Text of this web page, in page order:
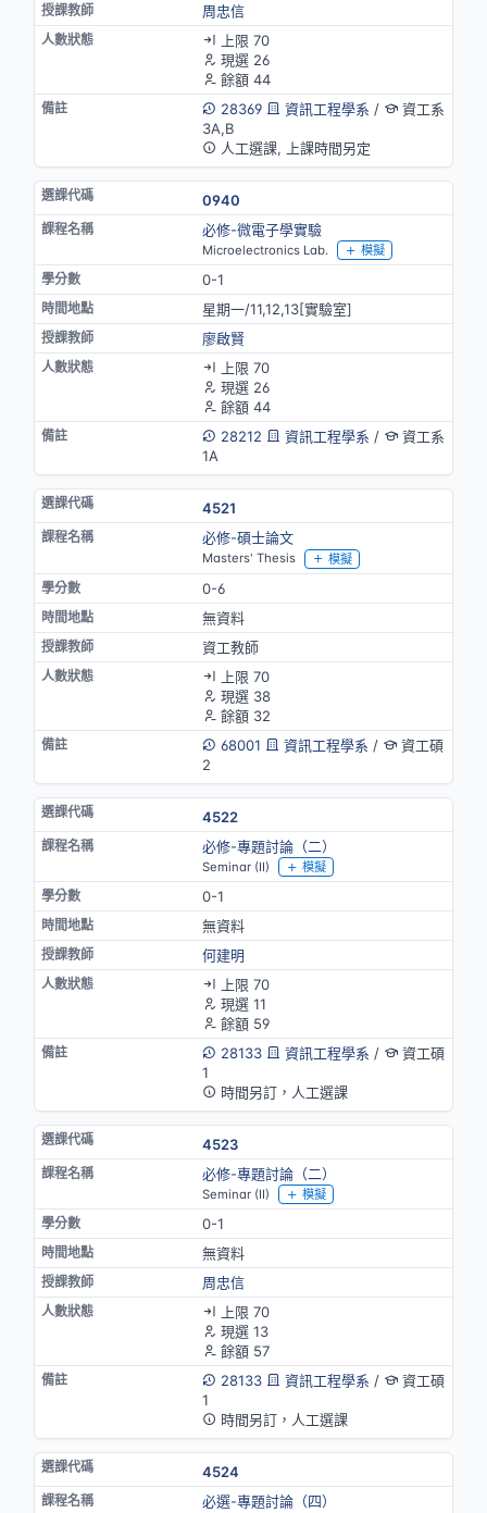
周忠信
上限 70
現選 26
餘額 44
28369
資訊工程學系 /
資工系
3A,B
人工選課, 上課時間另定
0940
必修-微電子學實驗
Microelectronics Lab. 模擬
0-1
星期一/11,12,13[實驗室]
廖啟賢
上限 70
現選 26
餘額 44
28212
資訊工程學系 /
資工系
1A
4521
必修-碩士論文
Masters' Thesis 模擬
0-6
無資料
資工教師
上限 70
現選 38
餘額 32
68001
資訊工程學系 /
資工碩
2
4522
必修-專題討論（二）
Seminar (II) 模擬
0-1
無資料
何建明
上限 70
現選 11
餘額 59
28133
資訊工程學系 /
資工碩
1
時間另訂，人工選課
4523
必修-專題討論（二）
Seminar (II) 模擬
0-1
無資料
周忠信
上限 70
現選 13
餘額 57
28133
資訊工程學系 /
資工碩
1
時間另訂，人工選課
4524
必選-專題討論（四）